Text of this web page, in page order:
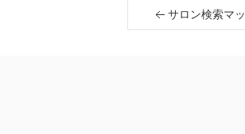
サロン検索マ